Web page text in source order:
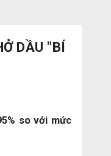
DẦU "BÍ
so với mức